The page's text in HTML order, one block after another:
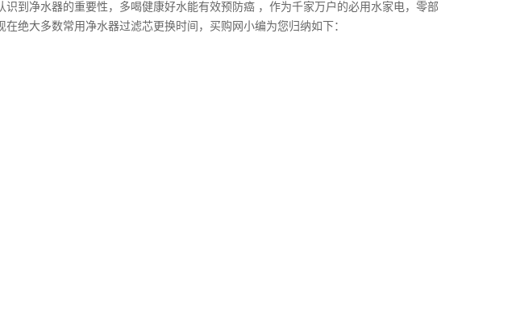
到净水器的重要性，多喝健康好水能有效预防癌 ，作为千家万户的必用水家电，零部
绝大多数常用净水器过滤芯更换时间，买购网小编为您归纳如下：